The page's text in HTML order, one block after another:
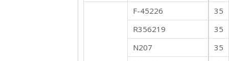
F-45226
35
R356219
35
N207
35